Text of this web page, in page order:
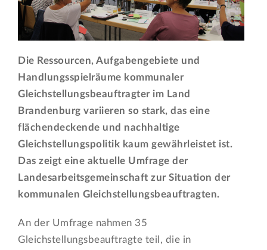
Die Ressourcen, Aufgabengebiete und
Handlungsspielräume kommunaler
Gleichstellungsbeauftragter im Land
Brandenburg variieren so stark, das eine
flächendeckende und nachhaltige
Gleichstellungspolitik kaum gewährleistet ist.
Das zeigt eine aktuelle Umfrage der
Landesarbeitsgemeinschaft zur Situation der
kommunalen Gleichstellungsbeauftragten.
An der Umfrage nahmen 35
Gleichstellungsbeauftragte teil, die in